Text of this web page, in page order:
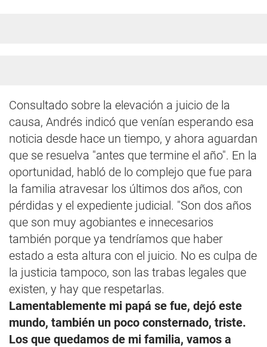
Consultado sobre la elevación a juicio de la
causa, Andrés indicó que venían esperando esa
noticia desde hace un tiempo, y ahora aguardan
que se resuelva "antes que termine el año". En la
oportunidad, habló de lo complejo que fue para
la familia atravesar los últimos dos años, con
pérdidas y el expediente judicial. "Son dos años
que son muy agobiantes e innecesarios
también porque ya tendríamos que haber
estado a esta altura con el juicio. No es culpa de
la justicia tampoco, son las trabas legales que
existen, y hay que respetarlas.
Lamentablemente mi papá se fue, dejó este
mundo, también un poco consternado, triste.
Los que quedamos de mi familia, vamos a